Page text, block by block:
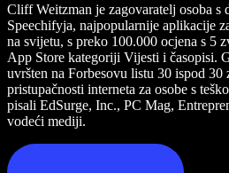
Cliff Weitzman je zagovaratelj osoba s
Speechifyja, najpopularnije aplikacije
na svijetu, s preko 100.000 ocjena s 5
App Store kategoriji Vijesti i časopisi.
uvršten na Forbesovu listu 30 ispod 30
pristupačnosti interneta za osobe s
pisali EdSurge, Inc., PC Mag,
vodeći mediji.